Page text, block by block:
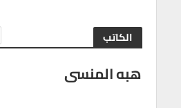
الكاتب
هبه المنسى